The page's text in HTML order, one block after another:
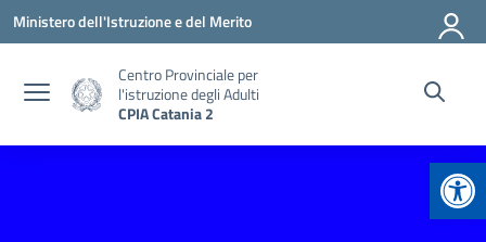
Vai ai contenuti
Vai al menu di navigazione
Vai al footer
Ministero dell'Istruzione e del Merito
Centro Provinciale per
l'istruzione degli Adulti
CPIA Catania 2